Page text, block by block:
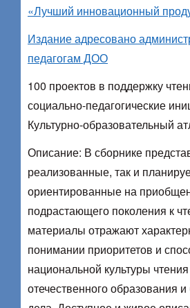
«Лучший инновационный
Издание адресовано
педагогам ДОО
100 проектов в поддержку
социально-педагогические
Культурно-образовательный
Описание: В сборнике
реализованные, так и
ориентированные на
подрастающего поколения к
материалы отражают
понимании приоритетов и
национальной культуры
отечественного образования